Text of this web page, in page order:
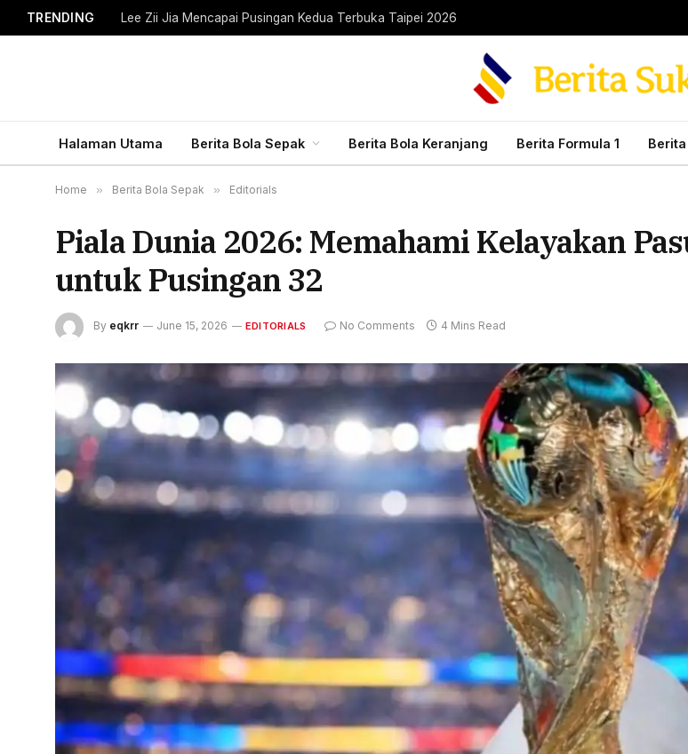
TRENDING Lee Zii Jia Mencapai Pusingan Kedua Terbuka Taipei 2026
Halaman Utama Berita Bola Sepak Berita Bola Keranjang Berita Formula 1
Home » Berita Bola Sepak » Editorials
Piala Dunia 2026: Memahami Kelayakan
untuk Pusingan 32
By eqkrr June 15, 2026 EDITORIALS No Comments 4 Mins Read